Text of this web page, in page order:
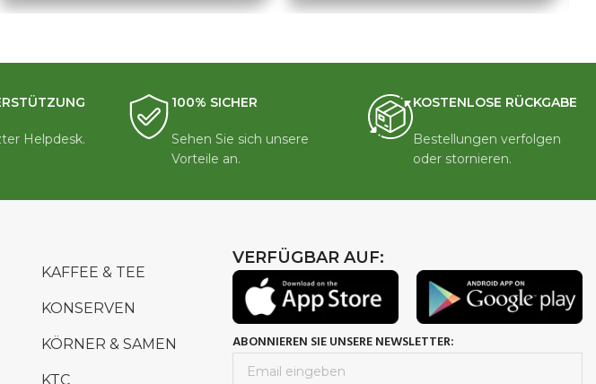
Helpdesk.
100% SICHER
Sehen Sie sich unsere
Vorteile an.
KOSTENLOSE RÜCKGABE
Bestellungen verfolgen
oder stornieren.
KAFFEE & TEE
KONSERVEN
KÖRNER & SAMEN
KTC
VERFÜGBAR AUF:
ABONNIEREN SIE UNSERE NEWSLETTER: